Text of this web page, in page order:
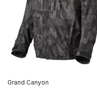
Grand Canyon